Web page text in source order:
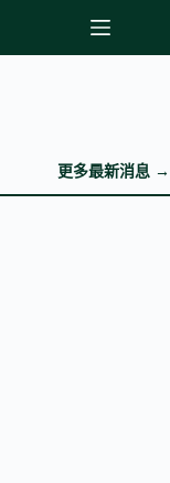
更多最新消息 →